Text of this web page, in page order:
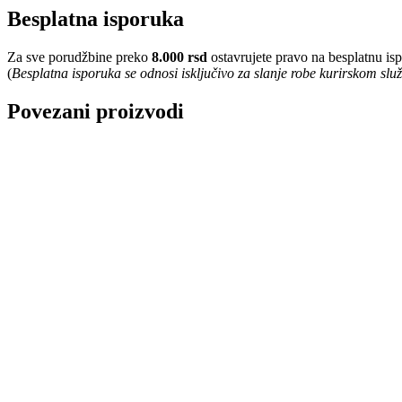
Besplatna isporuka
Za sve porudžbine preko 8.000 rsd ostavrujete pravo na besplatnu
(Besplatna isporuka se odnosi isključivo za slanje robe kurirskom
Povezani proizvodi